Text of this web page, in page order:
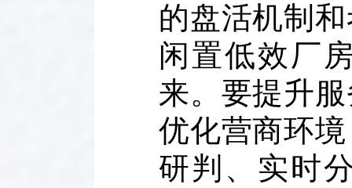
的盘活机制
闲置低效厂
来。要提升
优化营商环
研判、实时